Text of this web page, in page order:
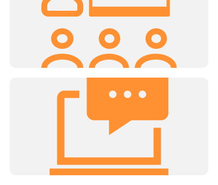
PitchDay
de avaliadores e feedbacks dos negócios.
Temáticas estratégicas em alta e adaptadas aos diferentes